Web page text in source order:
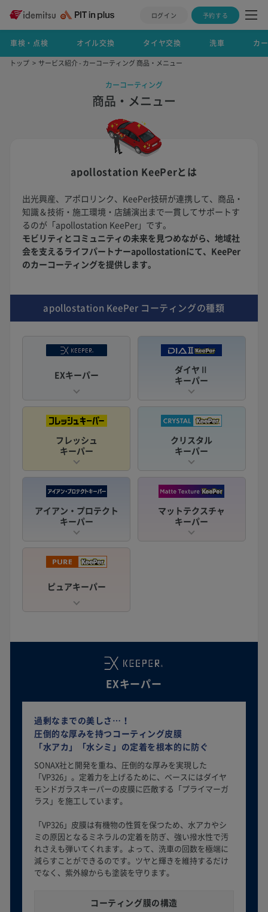
ログイン 予約する
車検・点検 オイル交換 タイヤ交換 洗車 カ
トップ サービス紹介 - カーコーティング 商品・メニュー
カーコーティング
商品・メニュー
apollostation KeePerとは
出光興産、アポロリンク、KeePer技研が連携して、商品・
知識＆技術・施工環境・店舗演出まで一貫してサポートす
るのが「apollostation KeePer」です。
モビリティとコミュニティの未来を見つめながら、地域社
会を支えるライフパートナーapollostationにて、KeePer
のカーコーティングを提供します。
apollostation KeePer コーティングの種類
EXキーパー
ダイヤⅡ
キーパー
フレッシュ
キーパー
クリスタル
キーパー
アイアン・プロテクト
キーパー
マットテクスチャ
キーパー
ピュアキーパー
EXキーパー
過剰なまでの美しさ…！
圧倒的な厚みを持つコーティング皮膜
「水アカ」「水シミ」の定着を根本的に防ぐ
SONAX社と開発を重ね、圧倒的な厚みを実現した
「VP326」。定着力を上げるために、ベースにはダイヤ
モンドガラスキーパーの皮膜に匹敵する「プライマーガ
ラス」を施工しています。
「VP326」皮膜は有機物の性質を保つため、水アカやシ
ミの原因となるミネラルの定着を防ぎ、強い撥水性で汚
れさえも弾いてくれます。よって、洗車の回数を極端に
減らすことができるのです。ツヤと輝きを維持するだけ
でなく、紫外線からも塗装を守ります。
コーティング膜の構造